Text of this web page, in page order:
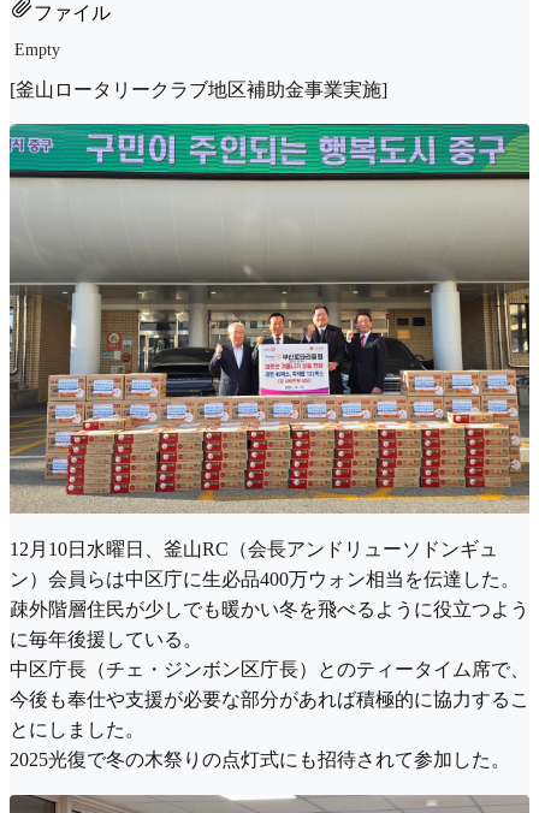
ファイル
Empty
[釜山ロータリークラブ地区補助金事業実施]
12月10日水曜日、釜山RC（会長アンドリューソドンギュ
ン）会員らは中区庁に生必品400万ウォン相当を伝達した。
疎外階層住民が少しでも暖かい冬を飛べるように役立つよう
に毎年後援している。
中区庁長（チェ・ジンボン区庁長）とのティータイム席で、
今後も奉仕や支援が必要な部分があれば積極的に協力するこ
とにしました。
2025光復で冬の木祭りの点灯式にも招待されて参加した。